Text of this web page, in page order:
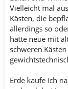
Vielleicht mal
Kästen, die
allerdings so
hatte neue mit
schweren
Erde kaufe ich